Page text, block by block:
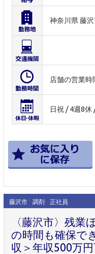
神奈川県 藤
店舗の営業時
日祝 / 4週8休
藤沢市 調剤 正社員
〈藤沢市〉残業
の時間も確保で
収＞年収500万円